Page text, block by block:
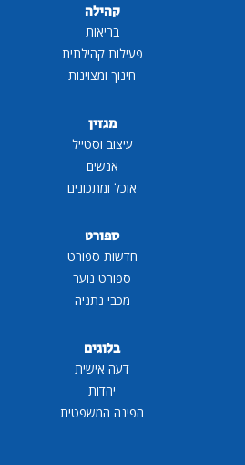
קהילה
בריאות
פעילות קהילתית
חינוך ומצוינות
מגזין
עיצוב וסטייל
אנשים
אוכל ומתכונים
ספורט
חדשות ספורט
ספורט נוער
מכבי נתניה
בלוגים
דעה אישית
יהדות
הפינה המשפטית